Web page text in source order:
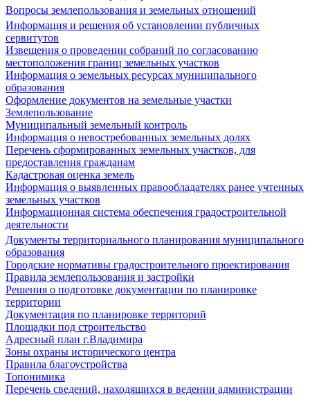
Вопросы землепользования и земельных отношений
Информация и решения об установлении публичных
сервитутов
Извещения о проведении собраний по согласованию
местоположения границ земельных участков
Информация о земельных ресурсах муниципального
образования
Оформление документов на земельные участки
Землепользование
Муниципальный земельный контроль
Информация о невостребованных земельных долях
Перечень сформированных земельных участков, для
предоставления гражданам
Кадастровая оценка земель
Информация о выявленных правообладателях ранее учтенных
земельных участков
Информационная система обеспечения градостроительной
деятельности
Документы территориального планирования муниципального
образования
Городские нормативы градостроительного проектирования
Правила землепользования и застройки
Решения о подготовке документации по планировке
территории
Документация по планировке территорий
Площадки под строительство
Адресный план г.Владимира
Зоны охраны исторического центра
Правила благоустройства
Топонимика
Перечень сведений, находящихся в ведении администрации